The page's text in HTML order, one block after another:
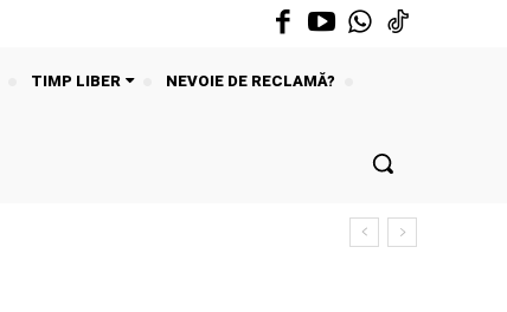
TIMP LIBER
NEVOIE DE RECLAMĂ?